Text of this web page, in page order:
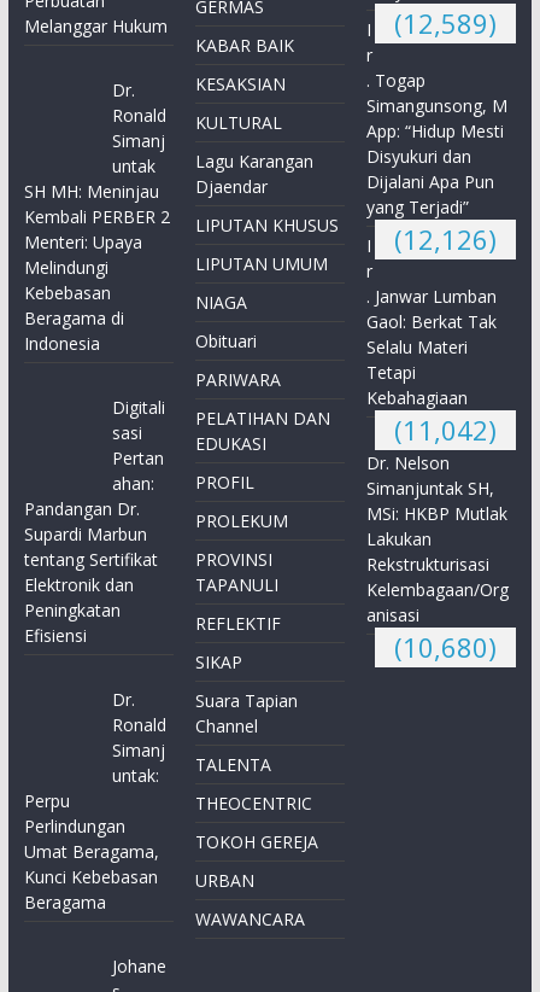
Melanggar Hukum
Dr.
Ronald
Simanj
untak
SH MH: Meninjau
Kembali PERBER 2
Menteri: Upaya
Melindungi
Kebebasan
Beragama di
Indonesia
Digitali
sasi
Pertan
ahan:
Pandangan Dr.
Supardi Marbun
tentang Sertifikat
Elektronik dan
Peningkatan
Efisiensi
Dr.
Ronald
Simanj
untak:
Perpu
Perlindungan
Umat Beragama,
Kunci Kebebasan
Beragama
Johane
GERMAS
KABAR BAIK
KESAKSIAN
KULTURAL
Lagu Karangan
Djaendar
LIPUTAN KHUSUS
LIPUTAN UMUM
NIAGA
Obituari
PARIWARA
PELATIHAN DAN
EDUKASI
PROFIL
PROLEKUM
PROVINSI
TAPANULI
REFLEKTIF
SIKAP
Suara Tapian
Channel
TALENTA
THEOCENTRIC
TOKOH GEREJA
URBAN
WAWANCARA
(12,589)
I
r
. Togap
Simangunsong, M
App: “Hidup Mesti
Disyukuri dan
Dijalani Apa Pun
yang Terjadi”
(12,126)
I
r
. Janwar Lumban
Gaol: Berkat Tak
Selalu Materi
Tetapi
Kebahagiaan
(11,042)
Dr. Nelson
Simanjuntak SH,
MSi: HKBP Mutlak
Lakukan
Rekstrukturisasi
Kelembagaan/Org
anisasi
(10,680)